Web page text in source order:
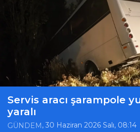
Servis aracı şarampole
yaralı
GÜNDEM , 30 Haziran 2026 Salı, 08:14